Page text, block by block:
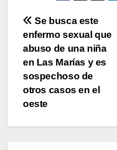
Navegación
de
entradas
Se busca este
enfermo sexual que
abuso de una niña
en Las Marías y es
sospechoso de
otros casos en el
oeste